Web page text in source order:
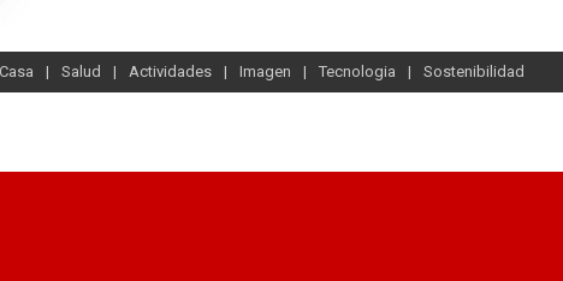
Casa Salud Actividades Imagen Tecnologia Sostenibilidad